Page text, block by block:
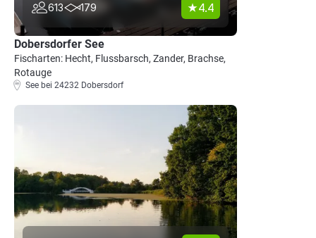
613 179 4.4
Dobersdorfer See
Fischarten: Hecht, Flussbarsch, Zander, Brachse,
Rotauge
See bei 24232 Dobersdorf